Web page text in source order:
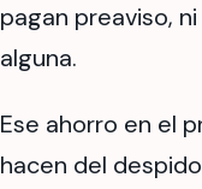
pagan preaviso,
alguna.
Ese ahorro en el
hacen del